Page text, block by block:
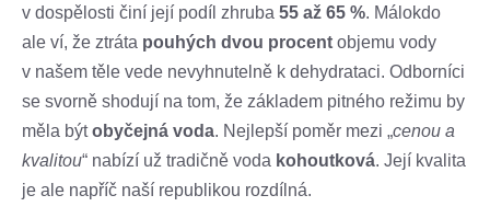
v dospělosti činí její podíl zhruba 55 až 65 %. Málokdo
ale ví, že ztráta pouhých dvou procent objemu vody
v našem těle vede nevyhnutelně k dehydrataci. Odborníci
se svorně shodují na tom, že základem pitného režimu by
měla býtobyčejná voda. Nejlepší poměr mezi „cenou a
kvalitou“ nabízí už tradičně voda kohoutková. Její kvalita
je ale napříč naší republikou rozdílná.